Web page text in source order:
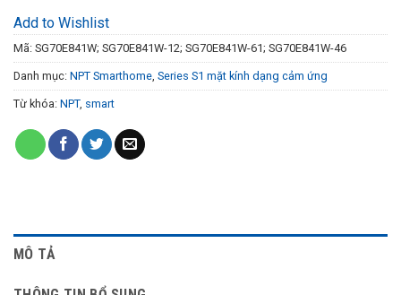
Add to Wishlist
Mã: SG70E841W; SG70E841W-12; SG70E841W-61; SG70E841W-46
Danh mục: NPT Smarthome Series S1 mặt kính dạng cảm ứng
Từ khóa: NPT, smart
MÔ TẢ